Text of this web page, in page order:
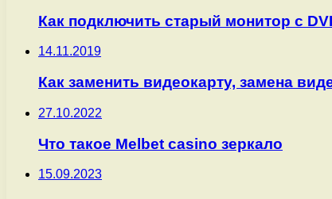
Как подключить старый монитор с
14.11.2019
Как заменить видеокарту, замена
27.10.2022
Что такое Melbet casino зеркало
15.09.2023